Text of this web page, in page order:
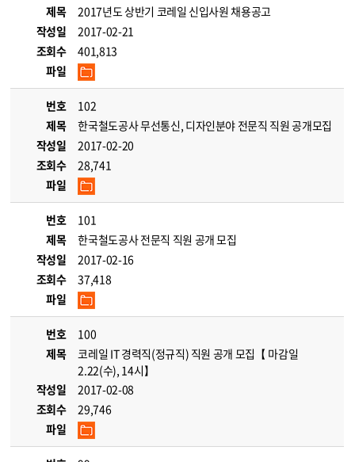
제목
2017년도 상반기 코레일 신입사원 채용공고
작성일
2017-02-21
조회수
401,813
파일
번호
102
제목
한국철도공사 무선통신, 디자인분야 전문직 직원 공개모집
작성일
2017-02-20
조회수
28,741
파일
번호
101
제목
한국철도공사 전문직 직원 공개 모집
작성일
2017-02-16
조회수
37,418
파일
번호
100
제목
코레일 IT 경력직(정규직) 직원 공개 모집【 마감일
2.22(수), 14시】
작성일
2017-02-08
조회수
29,746
파일